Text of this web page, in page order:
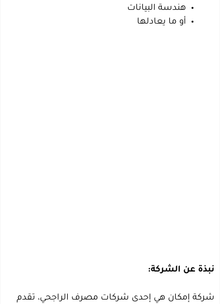
هندسة البيانات
أو ما يعادلها
نبذة عن الشركة:
شركة إمكان هي إحدى شركات مصرف الراجحي، تقدم